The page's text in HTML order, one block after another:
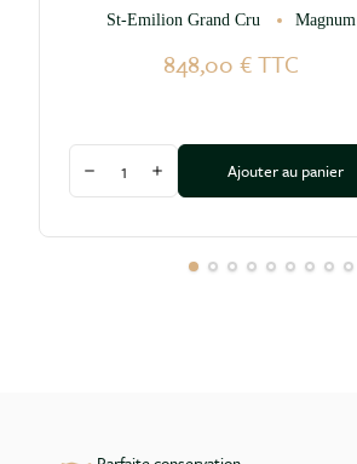
St-Emilion Grand Cru Magnum
848,00 €TTC
Diminuer la quantité
Augmenter la quantité
Ajouter au panier